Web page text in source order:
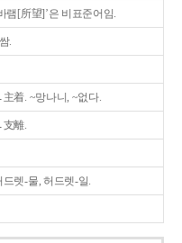
램[所望]’은 비표준어임.
.
着. ~망나니, ~없다.
離.
드렛-물, 허드렛-일.